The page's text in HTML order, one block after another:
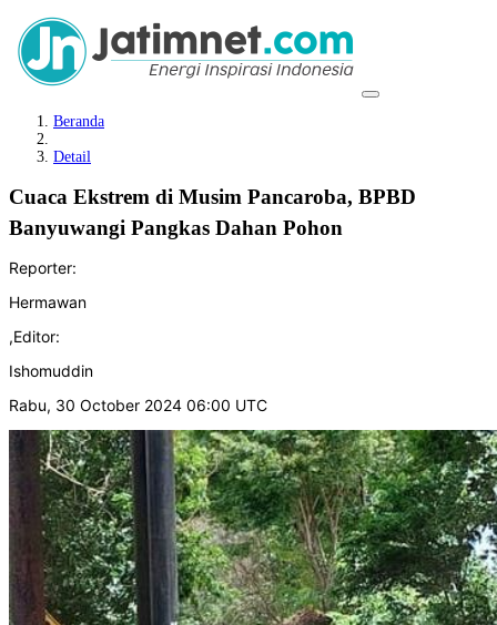
Beranda
Detail
Cuaca Ekstrem di Musim Pancaroba, BPBD
Banyuwangi Pangkas Dahan Pohon
Reporter:
Hermawan
,Editor:
Ishomuddin
Rabu, 30 October 2024 06:00 UTC